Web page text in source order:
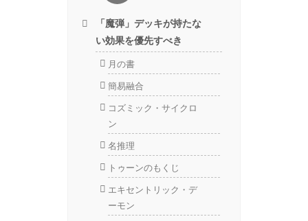
「魔弾」デッキが持たな
い効果を優先すべき
月の書
簡易融合
コズミック・サイクロ
ン
名推理
トゥーンのもくじ
エキセントリック・デ
ーモン